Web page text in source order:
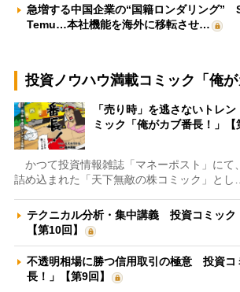
急増する中国企業の“国籍ロンダリング”
Temu…本社機能を海外に移転させ…
投資ノウハウ満載コミック「俺が
「売り時」を逃さないトレ
ミック「俺がカブ番長！」【
かつて投資情報雑誌「マネーポスト」にて
詰め込まれた「天下無敵の株コミック」とし…
テクニカル分析・集中講義 投資コミック
【第10回】
不透明相場に勝つ信用取引の極意 投資コ
長！」【第9回】